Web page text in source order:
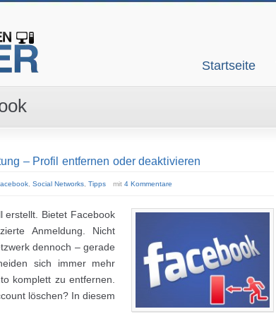
Startseite
– Profil entfernen oder deaktivieren
, Social Networks, Tipps mit 4 Kommentare
erstellt. Bietet Facebook
Anmeldung. Nicht
dennoch – gerade
sich immer mehr
komplett zu entfernen.
löschen? In diesem